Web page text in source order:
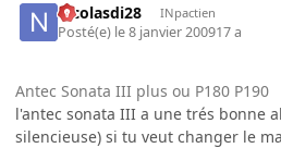
nicolasdi28 INpactien
Posté(e) le 8 janvier 200917 a
Antec Sonata III plus ou P180 P190
l'antec sonata III a une trés bonne
silencieuse) si tu veut changer le